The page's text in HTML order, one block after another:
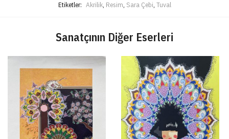
Etiketler: Akrilik, Resim, Sara Çebi, Tuval
Sanatçının Diğer Eserleri